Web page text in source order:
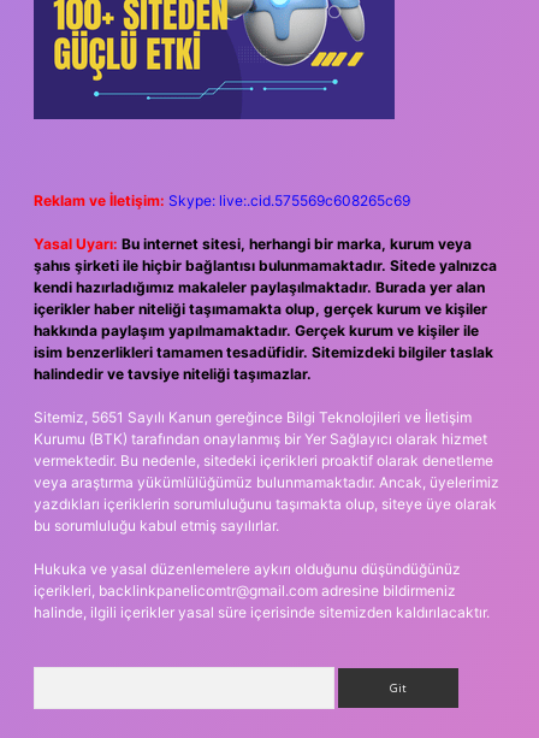
Reklam ve İletişim: Skype: live:.cid.575569c608265c69
Yasal Uyarı: Bu internet sitesi, herhangi bir marka, kurum veya
şahıs şirketi ile hiçbir bağlantısı bulunmamaktadır. Sitede yalnızca
kendi hazırladığımız makaleler paylaşılmaktadır. Burada yer alan
içerikler haber niteliği taşımamakta olup, gerçek kurum ve kişiler
hakkında paylaşım yapılmamaktadır. Gerçek kurum ve kişiler ile
isim benzerlikleri tamamen tesadüfidir. Sitemizdeki bilgiler taslak
halindedir ve tavsiye niteliği taşımazlar.
Sitemiz, 5651 Sayılı Kanun gereğince Bilgi Teknolojileri ve İletişim
Kurumu (BTK) tarafından onaylanmış bir Yer Sağlayıcı olarak hizmet
vermektedir. Bu nedenle, sitedeki içerikleri proaktif olarak denetleme
veya araştırma yükümlülüğümüz bulunmamaktadır. Ancak, üyelerimiz
yazdıkları içeriklerin sorumluluğunu taşımakta olup, siteye üye olarak
bu sorumluluğu kabul etmiş sayılırlar.
Hukuka ve yasal düzenlemelere aykırı olduğunu düşündüğünüz
içerikleri, backlinkpanelicomtr@gmail.com adresine bildirmeniz
halinde, ilgili içerikler yasal süre içerisinde sitemizden kaldırılacaktır.